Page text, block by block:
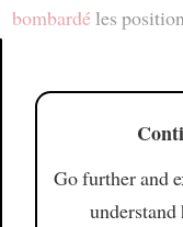
Article
bombardéles
Go further and